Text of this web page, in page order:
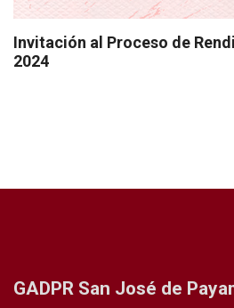
Invitación al Proceso de
2024
GADPR San José de